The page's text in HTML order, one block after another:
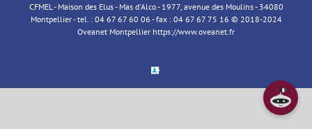
CFMEL - Maison des Elus - Mas d'Alco - 1977, avenue des Moulins - 34080
Montpellier - tel. : 04 67 67 60 06 - fax : 04 67 67 75 16 © 2018-2024
Oveanet Montpellier https://www.oveanet.fr
Espace